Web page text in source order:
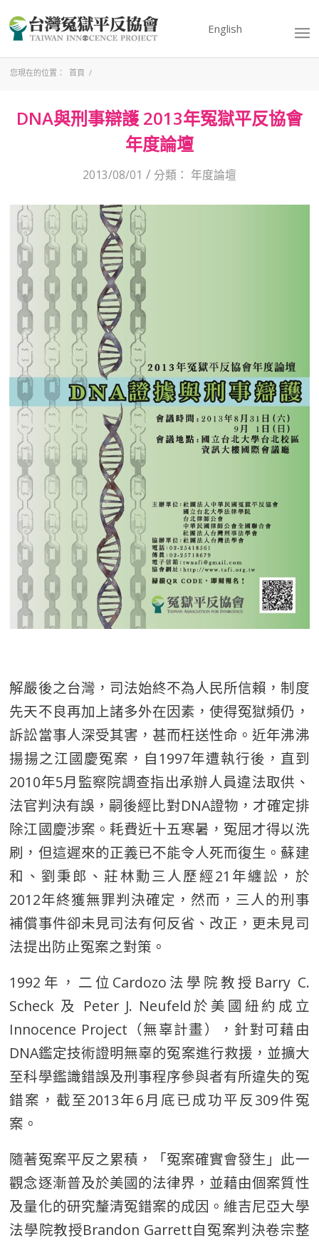
English
您現在的位置： 首頁 /
DNA與刑事辯護 2013年冤獄平反協會
年度論壇
2013/08/01 / 分類： 年度論壇
解嚴後之台灣，司法始終不為人民所信賴，制度
先天不良再加上諸多外在因素，使得冤獄頻仍，
訴訟當事人深受其害，甚而枉送性命。近年沸沸
揚揚之江國慶冤案，自1997年遭執行後，直到
2010年5月監察院調查指出承辦人員違法取供、
法官判決有誤，嗣後經比對DNA證物，才確定排
除江國慶涉案。耗費近十五寒暑，冤屈才得以洗
刷，但這遲來的正義已不能令人死而復生。蘇建
和、劉秉郎、莊林勳三人歷經21年纏訟，於
2012年終獲無罪判決確定，然而，三人的刑事
補償事件卻未見司法有何反省、改正，更未見司
法提出防止冤案之對策。
1992年，二位Cardozo法學院教授Barry C.
Scheck 及 Peter J. Neufeld於美國紐約成立
Innocence Project（無辜計畫），針對可藉由
DNA鑑定技術證明無辜的冤案進行救援，並擴大
至科學鑑識錯誤及刑事程序參與者有所違失的冤
錯案，截至2013年6月底已成功平反309件冤
案。
隨著冤案平反之累積，「冤案確實會發生」此一
觀念逐漸普及於美國的法律界，並藉由個案質性
及量化的研究釐清冤錯案的成因。維吉尼亞大學
法學院教授Brandon Garrett自冤案判決卷宗整